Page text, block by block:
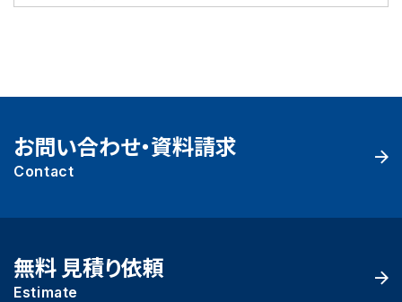
お問い合わせ・資料請求
Contact
無料 見積り依頼
Estimate